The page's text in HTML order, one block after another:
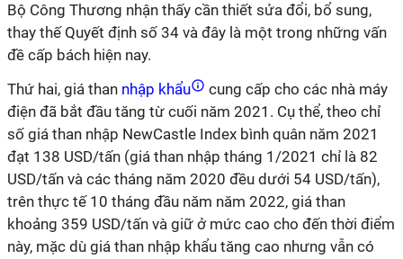
Bộ Công Thương nhận thấy cần thiết sửa đổi, bổ sung,
thay thế Quyết định số 34 và đây là một trong những vấn
đề cấp bách hiện nay.
Thứ hai, giá than nhập khẩu
cung cấp cho các nhà máy
điện đã bắt đầu tăng từ cuối năm 2021. Cụ thể, theo chỉ
số giá than nhập NewCastle Index bình quân năm 2021
đạt 138 USD/tấn (giá than nhập tháng 1/2021 chỉ là 82
USD/tấn và các tháng năm 2020 đều dưới 54 USD/tấn),
trên thực tế 10 tháng đầu năm năm 2022, giá than
khoảng 359 USD/tấn và giữ ở mức cao cho đến thời điểm
này, mặc dù giá than nhập khẩu tăng cao nhưng vẫn có